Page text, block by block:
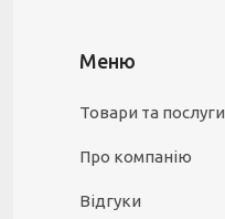
Товари та послуги
Про компанію
Відгуки